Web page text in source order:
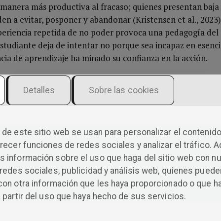
más productiva al fracaso; quienes presentan baja
a evitar, posponer y abandonar (Kristensen et al.,
repetida de no poder provoca una pedagogía del
deja de intentar no porque sea incapaz en
de aprendizaje ha minado su confianza en la acción.
tiempo que la autoeficacia no es un sentimiento
el saber y la ejecución. Quien cree que puede actuar
Esa relación se erosiona cuando el entorno elimina
que protege al estudiante de toda frustración no
frágil, dependiente de la aprobación externa y
inteligencia, en cambio, crece al soportar una cuota
frustración juvenil no deba interpretarse únicamente
mental aislado, aunque ese plano podría ser real debiendo
este sitio web se usan para personalizar el
funciones de redes sociales y analizar el tráfico.
información sobre el uso que haga del sitio web con
sociales, publicidad y análisis web, quienes
otra información que les haya proporcionado o que
partir del uso que haya hecho de sus servicios.
Detalles Sobre las cookies